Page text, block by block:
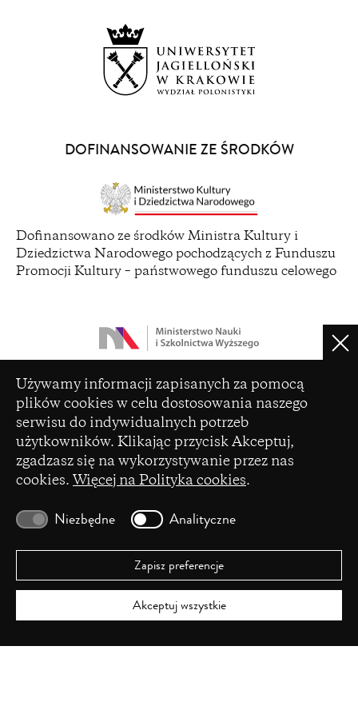
Ustawienia plików cookie
Używamy informacji zapisanych za pomocą
plików cookies w celu dostosowania naszego
serwisu do indywidualnych potrzeb
użytkowników. Klikając przycisk Akceptuj,
zgadzasz się na wykorzystywanie przez nas
cookies. Więcej na Polityka cookies.
Niezbędne Analityczne
Zapisz preferencje
Akceptuj wszystkie
DOFINANSOWANIE ZE ŚRODKÓW
in
a
Dofinansowano ze środków Ministra Kultury i
Dziedzictwa Narodowego pochodzących z Funduszu
Promocji Kultury – państwowego funduszu celowego
(opens
in
a
new
window)
Ministerstwa Nauki i Szkolnictwa Wyższego na
podstawie umowy Nr 86/WCN/2019/1 z dnia 19
lipca 2019 r. z pomocy przyznanej w ramach
programu „Wsparcie dla czasopism naukowych”.
ISSN 2720-0043